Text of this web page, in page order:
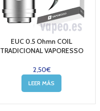
EUC 0.5 Ohmn COIL
TRADICIONAL VAPORESSO
2,50€
LEER MÁS